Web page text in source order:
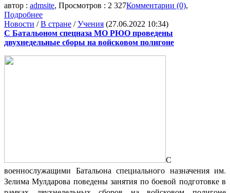
автор : admsite, Просмотров : 2 327Комментарии (0),
Подробнее
Новости /В стране /Учения (27.06.2022 10:34)
С Батальоном спецназа МО РЮО проведены
двухнедельные сборы на войсковом полигоне
С
военнослужащими Батальона специального назначения им.
Зелима Мулдарова поведены занятия по боевой подготовке в